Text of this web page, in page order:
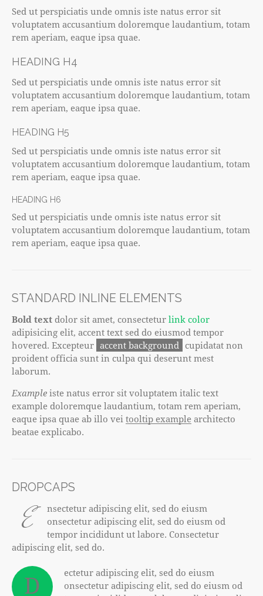
Sed ut perspiciatis unde omnis iste natus error sit
voluptatem accusantium doloremque laudantium, totam
rem aperiam, eaque ipsa quae.
HEADING H4
Sed ut perspiciatis unde omnis iste natus error sit
voluptatem accusantium doloremque laudantium, totam
rem aperiam, eaque ipsa quae.
HEADING H5
Sed ut perspiciatis unde omnis iste natus error sit
voluptatem accusantium doloremque laudantium, totam
rem aperiam, eaque ipsa quae.
HEADING H6
Sed ut perspiciatis unde omnis iste natus error sit
voluptatem accusantium doloremque laudantium, totam
rem aperiam, eaque ipsa quae.
STANDARD INLINE ELEMENTS
Bold text dolor sit amet, consectetur link color
adipisicing elit, accent text sed do eiusmod tempor
hovered. Excepteur accent background cupidatat non
proident officia sunt in culpa qui deserunt mest
laborum.
Example iste natus error sit voluptatem italic text
example doloremque laudantium, totam rem aperiam,
eaque ipsa quae ab illo vei tooltip example architecto
beatae explicabo.
DROPCAPS
E
nsectetur adipiscing elit, sed do eiusm
onsectetur adipiscing elit, sed do eiusm od
tempor incididunt ut labore. Consectetur
adipiscing elit, sed do.
D
ectetur adipiscing elit, sed do eiusm
onsectetur adipiscing elit, sed do eiusm od